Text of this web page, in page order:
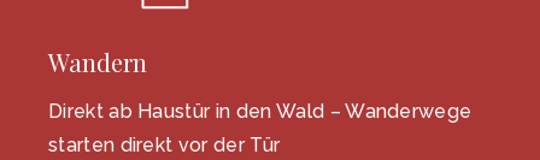
Wandern
Direkt ab Haustür in den Wald – Wanderwege
starten direkt vor der Tür